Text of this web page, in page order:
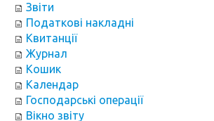
Звіти
Податкові накладні
Квитанції
Журнал
Кошик
Календар
Господарські операції
Вікно звіту